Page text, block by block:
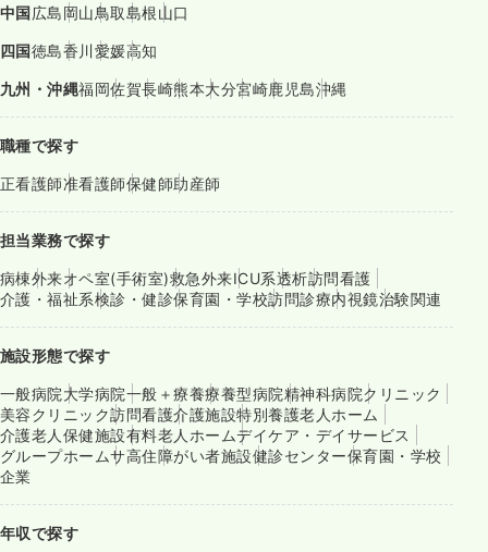
中国広島岡山鳥取島根山口
四国徳島香川愛媛高知
九州・沖縄福岡佐賀長崎熊本大分宮崎鹿児島沖縄
職種で探す
正看護師准看護師保健師助産師
担当業務で探す
病棟外来オペ室(手術室)救急外来ICU系透析訪問看護
介護・福祉系検診・健診保育園・学校訪問診療内視鏡治験関連
施設形態で探す
一般病院大学病院一般＋療養療養型病院精神科病院クリニック
美容クリニック訪問看護介護施設特別養護老人ホーム
介護老人保健施設有料老人ホームデイケア・デイサービス
グループホームサ高住障がい者施設健診センター保育園・学校
企業
年収で探す